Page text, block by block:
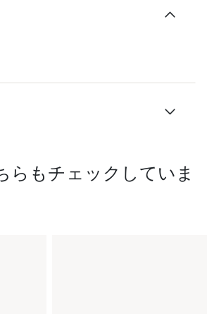
らもチェックしていま